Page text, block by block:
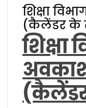
शिक्षा
(कैलेंडर के
शिक्षा